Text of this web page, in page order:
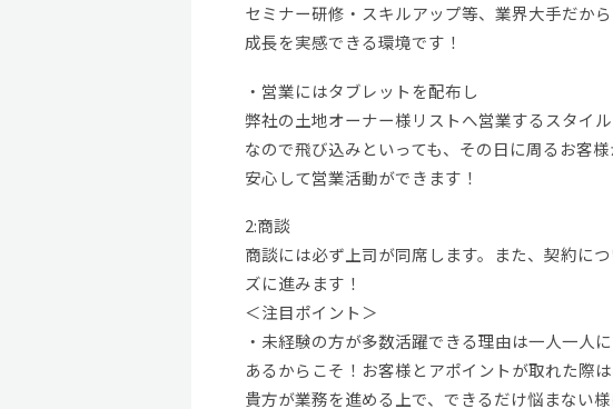
セミナー研修・スキルアップ等、業界大手だか
成長を実感できる環境です！
・営業にはタブレットを配布し
弊社の土地オーナー様リストへ営業するスタイル
なので飛び込みといっても、その日に周るお客様
安心して営業活動ができます！
2:商談
商談には必ず上司が同席します。また、契約に
ズに進みます！
＜注目ポイント＞
・未経験の方が多数活躍できる理由は一人一人
あるからこそ！お客様とアポイントが取れた際
貴方が業務を進める上で、できるだけ悩まない